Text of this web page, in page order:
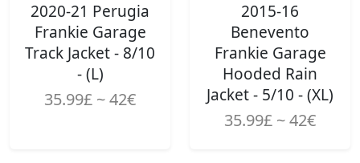
2020-21 Perugia
Frankie Garage
Track Jacket - 8/10
- (L)
35.99£ ~ 42€
2015-16
Benevento
Frankie Garage
Hooded Rain
Jacket - 5/10 - (XL)
35.99£ ~ 42€